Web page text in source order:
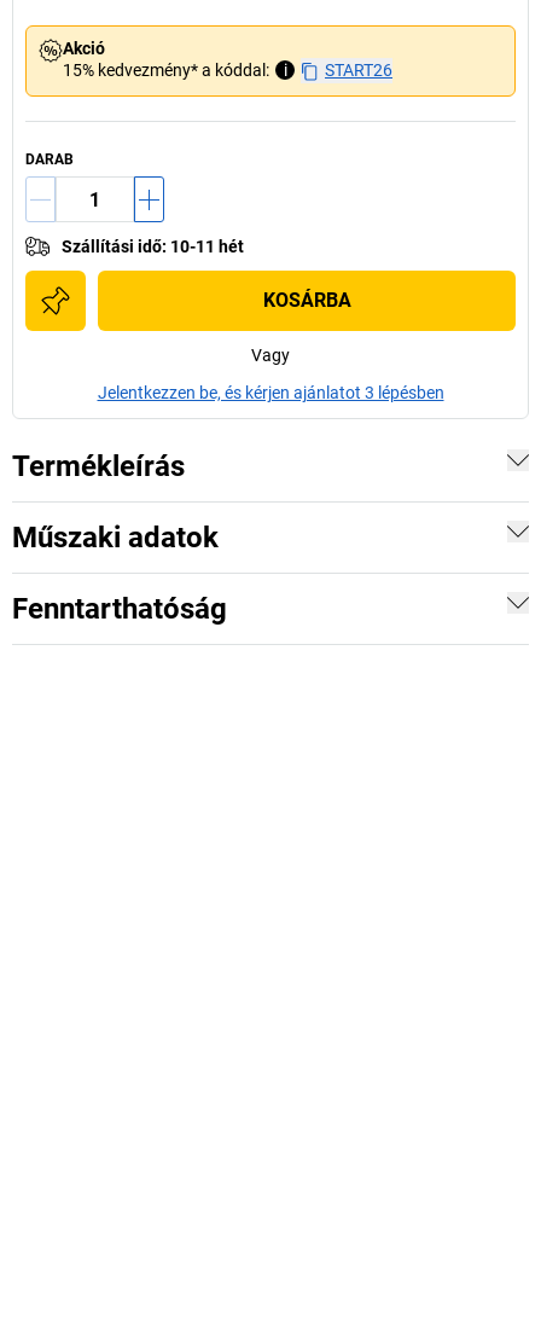
Akció
15% kedvezmény* a kóddal:
i START26
DARAB
Szállítási idő: 10-11 hét
KOSÁRBA
Vagy
Jelentkezzen be, és kérjen ajánlatot 3 lépésben
Termékleírás
Műszaki adatok
Fenntarthatóság